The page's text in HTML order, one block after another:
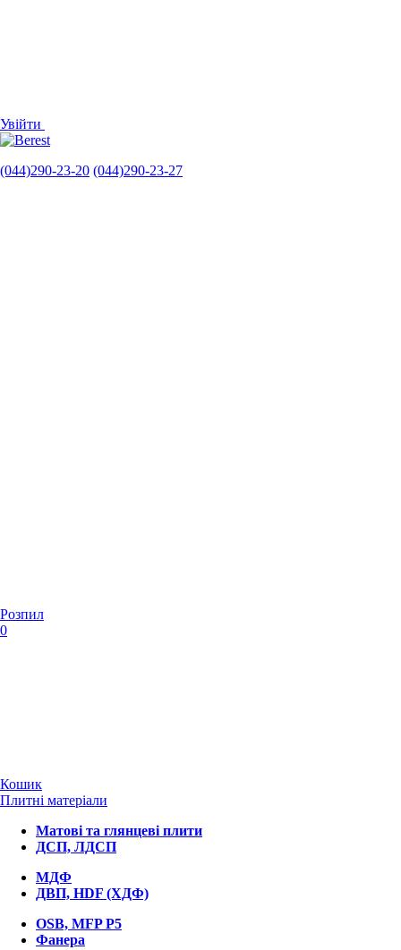
Увійти
(044)290-23-20 (044)290-23-27
Розпил
0
Кошик
Плитні матеріали
Матові та глянцеві плити
ДСП, ЛДСП
МДФ
ДВП, HDF (ХДФ)
OSB, MFP P5
Фанера